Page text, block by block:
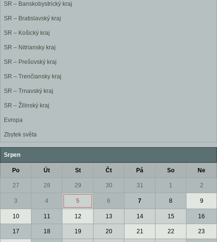
SR – Banskobystrický kraj
SR – Bratislavský kraj
SR – Košický kraj
SR – Nitriansky kraj
SR – Prešovský kraj
SR – Trenčiansky kraj
SR – Trnavský kraj
SR – Žilinský kraj
Evropa
Zbytek světa
Srpen
Po Út St Čt Pá So Ne
27 28 29 30 31 1 2
3 4 5 6 7 8 9
10 11 12 13 14 15 16
17 18 19 20 21 22 23